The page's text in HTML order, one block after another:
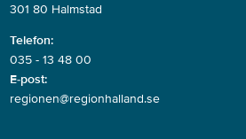
301 80 Halmstad
Telefon:
035 - 13 48 00
E-post:
regionen@regionhalland.se